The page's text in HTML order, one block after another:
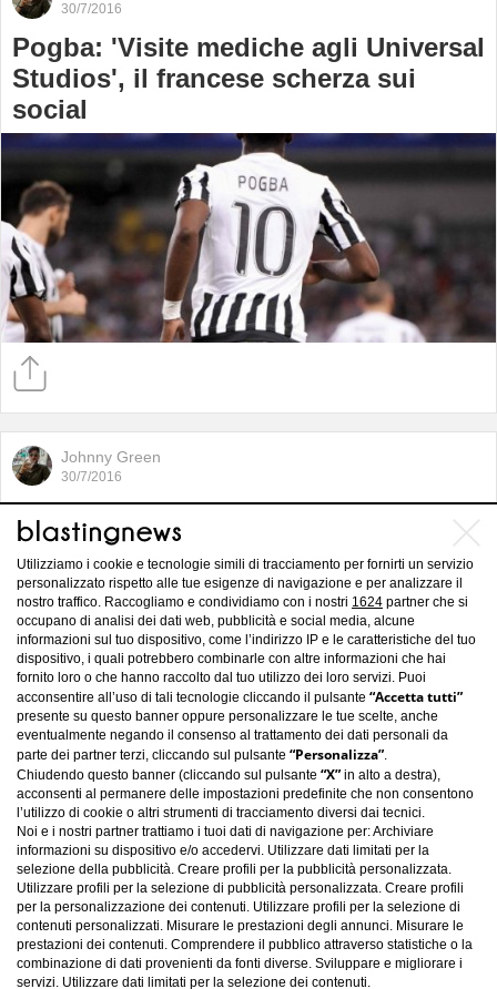
30/7/2016
Pogba: 'Visite mediche agli Universal
Studios', il francese scherza sui
social
Johnny Green
30/7/2016
Roma, il vicesindaco: 'Il nuovo
stadio non è una nostra priorità'
Carica altro
Utilizziamo i cookie e tecnologie simili di tracciamento per fornirti un servizio
personalizzato rispetto alle tue esigenze di navigazione e per analizzare il
nostro traffico. Raccogliamo e condividiamo con i nostri 1624 partner che si
occupano di analisi dei dati web, pubblicità e social media, alcune
informazioni sul tuo dispositivo, come l’indirizzo IP e le caratteristiche del tuo
dispositivo, i quali potrebbero combinarle con altre informazioni che hai
fornito loro o che hanno raccolto dal tuo utilizzo dei loro servizi. Puoi
acconsentire all’uso di tali tecnologie cliccando il pulsante “Accetta tutti”
presente su questo banner oppure personalizzare le tue scelte, anche
eventualmente negando il consenso al trattamento dei dati personali da
parte dei partner terzi, cliccando sul pulsante “Personalizza”.
Chiudendo questo banner (cliccando sul pulsante “X” in alto a destra),
acconsenti al permanere delle impostazioni predefinite che non consentono
l’utilizzo di cookie o altri strumenti di tracciamento diversi dai tecnici.
Noi e i nostri partner trattiamo i tuoi dati di navigazione per: Archiviare
informazioni su dispositivo e/o accedervi. Utilizzare dati limitati per la
selezione della pubblicità. Creare profili per la pubblicità personalizzata.
Utilizzare profili per la selezione di pubblicità personalizzata. Creare profili
per la personalizzazione dei contenuti. Utilizzare profili per la selezione di
contenuti personalizzati. Misurare le prestazioni degli annunci. Misurare le
prestazioni dei contenuti. Comprendere il pubblico attraverso statistiche o la
combinazione di dati provenienti da fonti diverse. Sviluppare e migliorare i
servizi. Utilizzare dati limitati per la selezione dei contenuti.